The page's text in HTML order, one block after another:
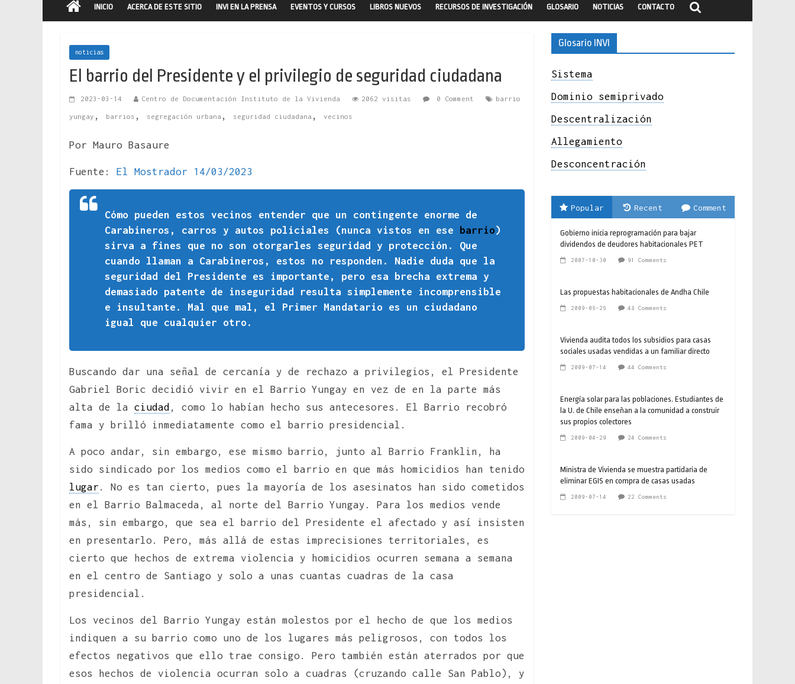
INICIO ACERCA DE ESTE SITIO INVI EN LA PRENSA EVENTOS Y CURSOS LIBROS NUEVOS RECURSOS DE INVESTIGACIÓN GLOSARIO NOTICIAS CONTACTO
noticias
El barrio del Presidente y el privilegio de seguridad ciudadana
2023-03-14 Centro de Documentación Instituto de la Vivienda 2062 visitas 0 Comment barrio
yungay , barrios , segregación urbana , seguridad ciudadana , vecinos
Por Mauro Basaure
Fuente: El Mostrador 14/03/2023
Cómo pueden estos vecinos entender que un contingente enorme de
Carabineros, carros y autos policiales (nunca vistos en ese barrio)
sirva a fines que no son otorgarles seguridad y protección. Que
cuando llaman a Carabineros, estos no responden. Nadie duda que la
seguridad del Presidente es importante, pero esa brecha extrema y
demasiado patente de inseguridad resulta simplemente incomprensible
e insultante. Mal que mal, el Primer Mandatario es un ciudadano
igual que cualquier otro.
Buscando dar una señal de cercanía y de rechazo a privilegios, el Presidente
Gabriel Boric decidió vivir en el Barrio Yungay en vez de en la parte más
alta de la ciudad , como lo habían hecho sus antecesores. El Barrio recobró
fama y brilló inmediatamente como el barrio presidencial.
A poco andar, sin embargo, ese mismo barrio, junto al Barrio Franklin, ha
sido sindicado por los medios como el barrio en que más homicidios han tenido
lugar . No es tan cierto, pues la mayoría de los asesinatos han sido cometidos
en el Barrio Balmaceda, al norte del Barrio Yungay. Para los medios vende
más, sin embargo, que sea el barrio del Presidente el afectado y así insisten
en presentarlo. Pero, más allá de estas imprecisiones territoriales, es
cierto que hechos de extrema violencia y homicidios ocurren semana a semana
en el centro de Santiago y solo a unas cuantas cuadras de la casa
presidencial.
Los vecinos del Barrio Yungay están molestos por el hecho de que los medios
indiquen a su barrio como uno de los lugares más peligrosos, con todos los
efectos negativos que ello trae consigo. Pero también están aterrados por que
esos hechos de violencia ocurran solo a cuadras (cruzando calle San Pablo), y
Glosario INVI
Sistema
Dominio semiprivado
Descentralización
Allegamiento
Desconcentración
Popular Recent Comment
Gobierno inicia reprogramación para bajar
dividendos de deudores habitacionales PET
2007-10-30 91 Comments
Las propuestas habitacionales de Andha Chile
2009-06-26 48 Comments
Vivienda audita todos los subsidios para casas
sociales usadas vendidas a un familiar directo
2009-07-14 44 Comments
Energía solar para las poblaciones. Estudiantes de
la U. de Chile enseñan a la comunidad a construir
sus propios colectores
2009-04-29 24 Comments
Ministra de Vivienda se muestra partidaria de
eliminar EGIS en compra de casas usadas
2009-07-14 22 Comments